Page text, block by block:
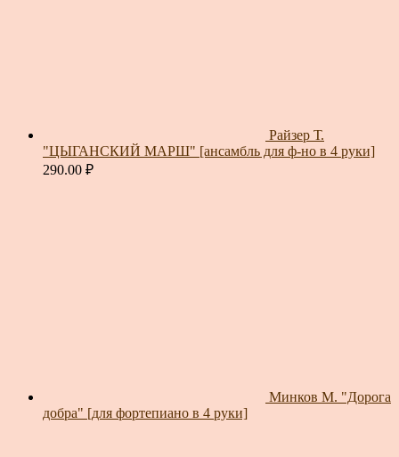
Райзер Т.
"ЦЫГАНСКИЙ МАРШ" [ансамбль для ф-но в 4 руки]
290.00 ₽
Минков М. "Дорога
добра" [для фортепиано в 4 руки]